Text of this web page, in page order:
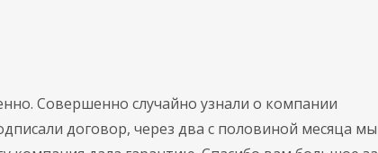
Совершенно случайно узнали о компании
договор, через два с половиной месяца мы